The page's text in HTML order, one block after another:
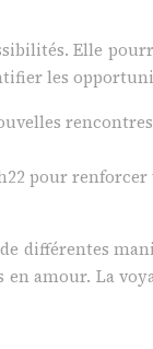
Elle
les
pour
différentes
amour. La